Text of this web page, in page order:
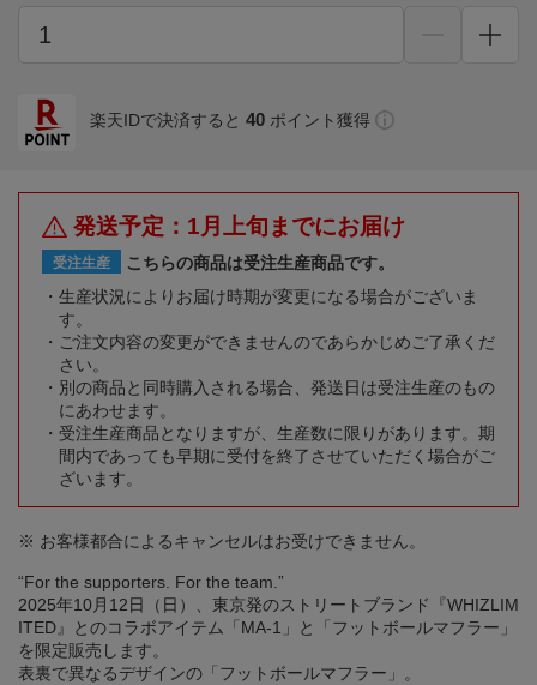
楽天IDで決済すると 40 ポイント獲得
発送予定：1月上旬までにお届け
受注生産
こちらの商品は受注生産商品です。
生産状況によりお届け時期が変更になる場合がございま
す。
ご注文内容の変更ができませんのであらかじめご了承くだ
さい。
別の商品と同時購入される場合、発送日は受注生産のもの
にあわせます。
受注生産商品となりますが、生産数に限りがあります。期
間内であっても早期に受付を終了させていただく場合がご
ざいます。
※ お客様都合によるキャンセルはお受けできません。
“For the supporters. For the team.”
2025年10月12日（日）、東京発のストリートブランド『WHIZLIM
ITED』とのコラボアイテム「MA-1」と「フットボールマフラー」
を限定販売します。
表裏で異なるデザインの「フットボールマフラー」。